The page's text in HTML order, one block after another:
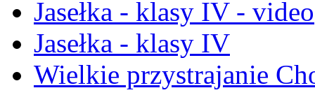
Jasełka - klasy IV - video
Jasełka - klasy IV
Wielkie przystrajanie